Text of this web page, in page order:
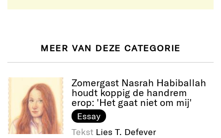
MEER VAN DEZE CATEGORIE
Zomergast Nasrah Habiballah
houdt koppig de handrem
erop: 'Het gaat niet om mij'
Essay
Tekst Lies T. Defever